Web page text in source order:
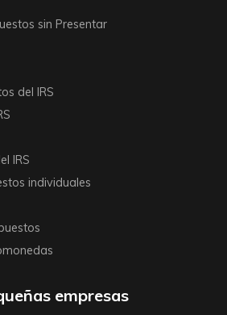
sin Presentar
del IRS
IRS
individuales
empresas